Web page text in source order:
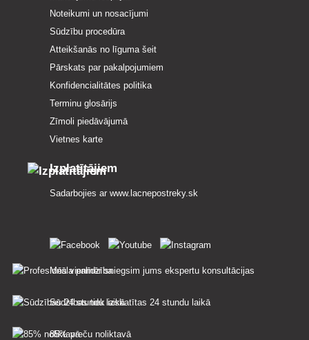
Noteikumi un nosacījumi
Sūdzību procedūra
Atteikšanās no līguma šeit
Pārskats par pakalpojumiem
Konfidencialitātes politika
Terminu glosārijs
Zīmoli piedāvājumā
Vietnes karte
Izplatītājiem
Sadarbojies ar www.lacnepostreky.sk
Mēs vienmēr sniegsim jums ekspertu konsultācijas
Sūdzības tiek izskatītas 24 stundu laikā
85% preču noliktavā